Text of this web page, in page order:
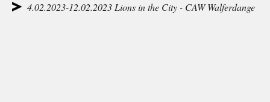
4.02.2023-12.02.2023 Lions in the City - CAW Walferdange